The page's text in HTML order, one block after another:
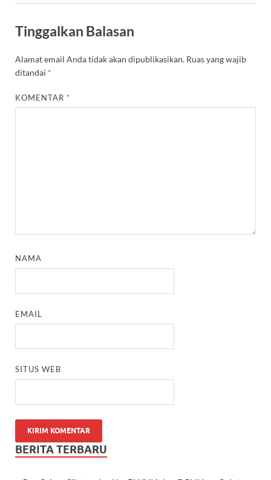
Tinggalkan Balasan
Alamat email Anda tidak akan dipublikasikan. Ruas yang wajib
ditandai *
KOMENTAR *
NAMA
EMAIL
SITUS WEB
BERITA TERBARU